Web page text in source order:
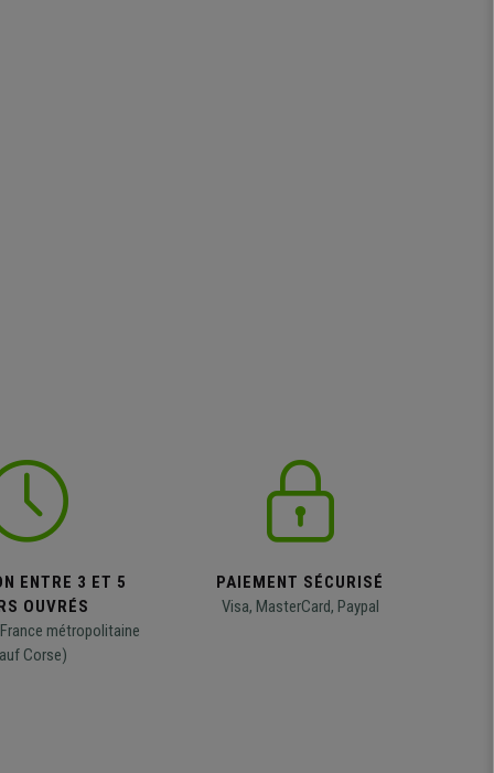
ENTRE 3 ET 5
OUVRÉS
métropolitaine
Corse)
PAIEMENT SÉCURISÉ
Visa, MasterCard, Paypal